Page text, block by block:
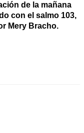
de la mañana
con el salmo 103,
Mery Bracho.